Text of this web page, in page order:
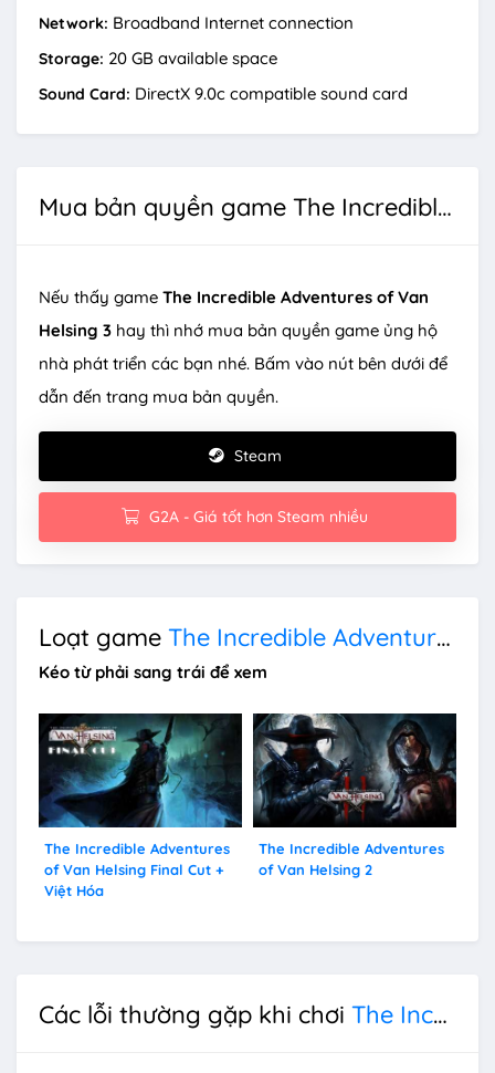
Network: Broadband Internet connection
Storage: 20 GB available space
Sound Card: DirectX 9.0c compatible sound card
Mua bản quyền game The Incredible Adventures of Van Helsing 3
Nếu thấy game The Incredible Adventures of Van
Helsing 3 hay thì nhớ mua bản quyền game ủng hộ
nhà phát triển các bạn nhé. Bấm vào nút bên dưới để
dẫn đến trang mua bản quyền.
Steam
G2A - Giá tốt hơn Steam nhiều
Loạt game The Incredible Adventures of Van Helsing
Kéo từ phải sang trái để xem
The Incredible Adventures
of Van Helsing Final Cut +
Việt Hóa
The Incredible Adventures
of Van Helsing 2
Các lỗi thường gặp khi chơi The Incredible Adventures of Van Helsing 3